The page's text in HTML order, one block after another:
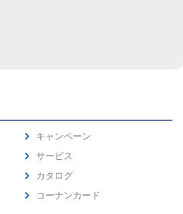
キャンペーン
サービス
カタログ
コーナンカード